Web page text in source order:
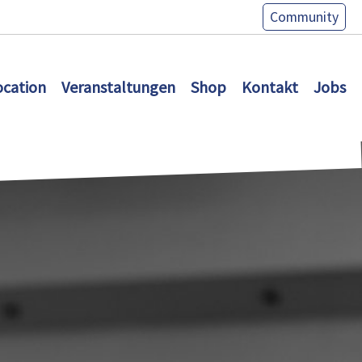
Community
Veranstaltungen Shop Kontakt Jobs